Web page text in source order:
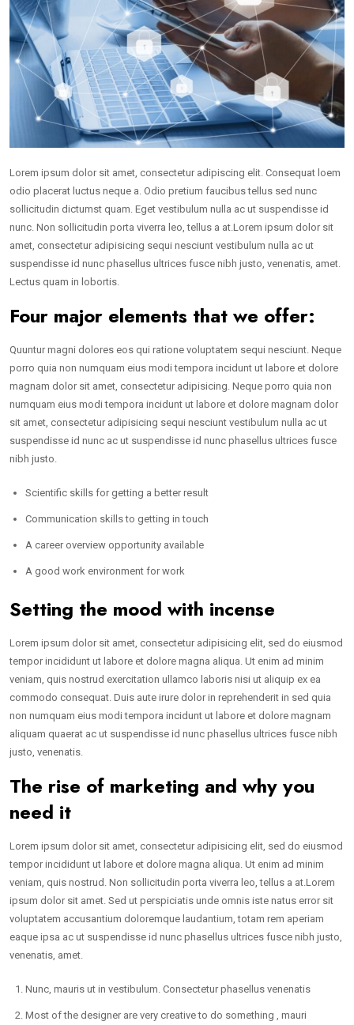
Lorem ipsum dolor sit amet, consectetur adipiscing elit. Consequat loem
odio placerat luctus neque a. Odio pretium faucibus tellus sed nunc
sollicitudin dictumst quam. Eget vestibulum nulla ac ut suspendisse id
nunc. Non sollicitudin porta viverra leo, tellus a at.Lorem ipsum dolor sit
amet, consectetur adipisicing sequi nesciunt vestibulum nulla ac ut
suspendisse id nunc phasellus ultrices fusce nibh justo, venenatis, amet.
Lectus quam in lobortis.
Four major elements that we offer:
Quuntur magni dolores eos qui ratione voluptatem sequi nesciunt. Neque
porro quia non numquam eius modi tempora incidunt ut labore et dolore
magnam dolor sit amet, consectetur adipisicing. Neque porro quia non
numquam eius modi tempora incidunt ut labore et dolore magnam dolor
sit amet, consectetur adipisicing sequi nesciunt vestibulum nulla ac ut
suspendisse id nunc ac ut suspendisse id nunc phasellus ultrices fusce
nibh justo.
Scientific skills for getting a better result
Communication skills to getting in touch
A career overview opportunity available
A good work environment for work
Setting the mood with incense
Lorem ipsum dolor sit amet, consectetur adipisicing elit, sed do eiusmod
tempor incididunt ut labore et dolore magna aliqua. Ut enim ad minim
veniam, quis nostrud exercitation ullamco laboris nisi ut aliquip ex ea
commodo consequat. Duis aute irure dolor in reprehenderit in sed quia
non numquam eius modi tempora incidunt ut labore et dolore magnam
aliquam quaerat ac ut suspendisse id nunc phasellus ultrices fusce nibh
justo, venenatis.
The rise of marketing and why you
need it
Lorem ipsum dolor sit amet, consectetur adipisicing elit, sed do eiusmod
tempor incididunt ut labore et dolore magna aliqua. Ut enim ad minim
veniam, quis nostrud. Non sollicitudin porta viverra leo, tellus a at.Lorem
ipsum dolor sit amet. Sed ut perspiciatis unde omnis iste natus error sit
voluptatem accusantium doloremque laudantium, totam rem aperiam
eaque ipsa ac ut suspendisse id nunc phasellus ultrices fusce nibh justo,
venenatis, amet.
Nunc, mauris ut in vestibulum. Consectetur phasellus venenatis
Most of the designer are very creative to do something , mauri